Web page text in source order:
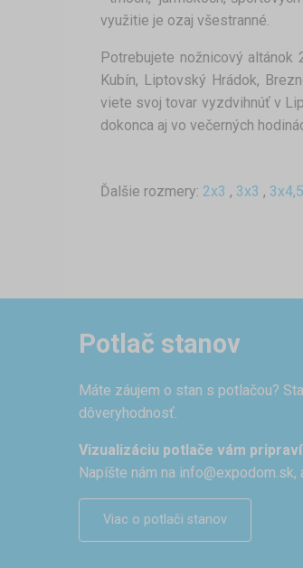
využitie je ozaj všestranné.
Potrebujete nožnicový altánok
Kubín, Liptovský Hrádok,
viete svoj tovar vyzdvihnúť v
dokonca aj vo večerných
Ďalšie rozmery: 2x3 , 3x3 , 3x4,5
Potlač stanov
Máte záujem o stan s potlačou?
dôveryhodnosť.
Vizualizáciu potlače vám
Napíšte nám na info@expodom.sk,
Viac o potlači stanov